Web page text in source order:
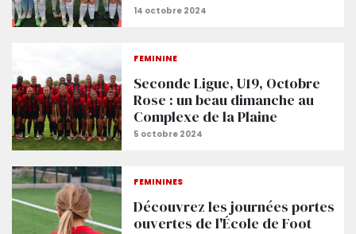
FÉMININE
Seconde Ligue, U19, Octobre
Rose : un beau dimanche au
Complexe de la Plaine
FÉMININES
Découvrez les journées portes
ouvertes de l'École de Foot